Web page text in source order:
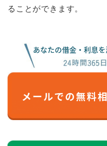
ることができます。